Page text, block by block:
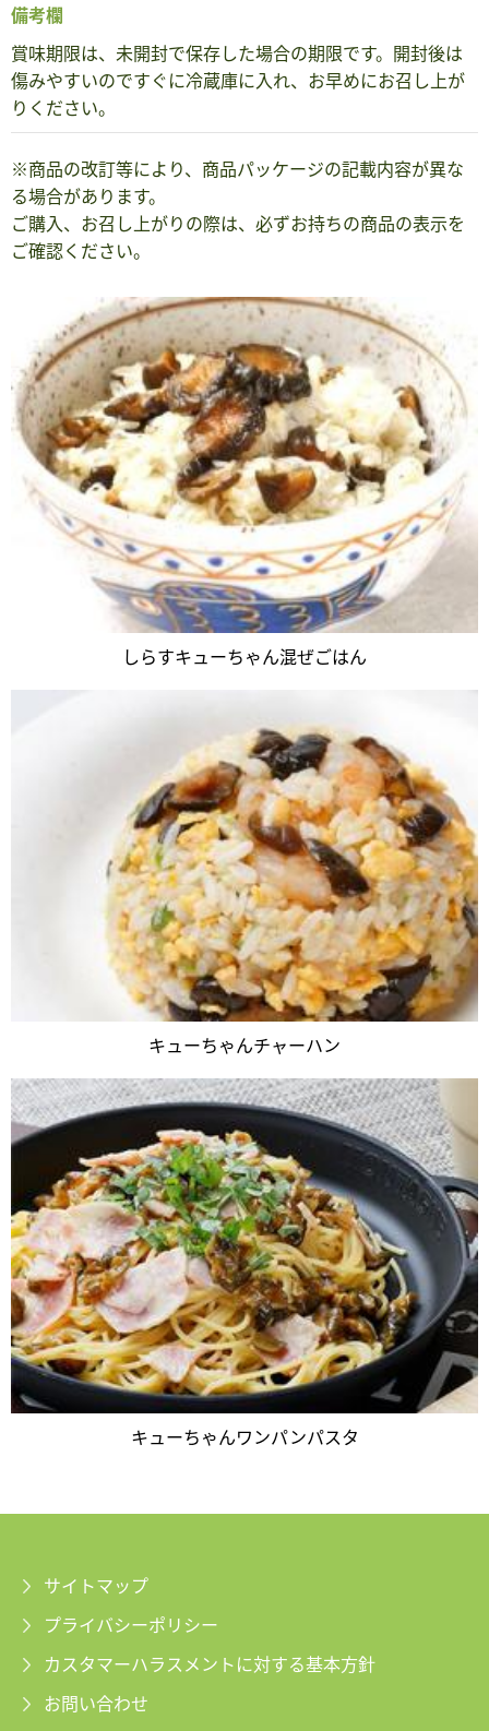
備考欄
賞味期限は、未開封で保存した場合の期限です。開封後は
傷みやすいのですぐに冷蔵庫に入れ、お早めにお召し上が
りください。
※商品の改訂等により、商品パッケージの記載内容が異な
る場合があります。
ご購入、お召し上がりの際は、必ずお持ちの商品の表示を
ご確認ください。
しらすキューちゃん混ぜごはん
キューちゃんチャーハン
キューちゃんワンパンパスタ
サイトマップ
プライバシーポリシー
カスタマーハラスメントに対する基本方針
お問い合わせ